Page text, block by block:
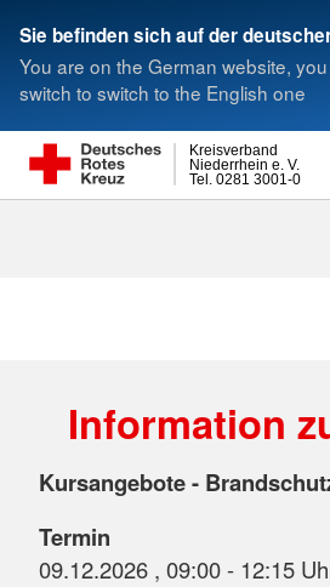
Sie befinden sich auf der
You are on the German website,
switch to switch to the English one
Tel. 0281 3001-0
Niederrhein e. V.
Kreisverband
Information
Kursangebote -
Termin
09.12.2026 , 09:00 -